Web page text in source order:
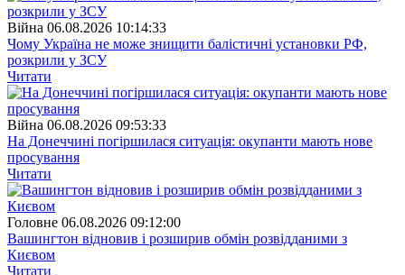
Війна 06.08.2026 10:14:33
Чому Україна не може знищити балістичні установки РФ,
розкрили у ЗСУ
Читати
Війна 06.08.2026 09:53:33
На Донеччині погіршилася ситуація: окупанти мають нове
просування
Читати
Головне 06.08.2026 09:12:00
Вашингтон відновив і розширив обмін розвідданими з
Києвом
Читати